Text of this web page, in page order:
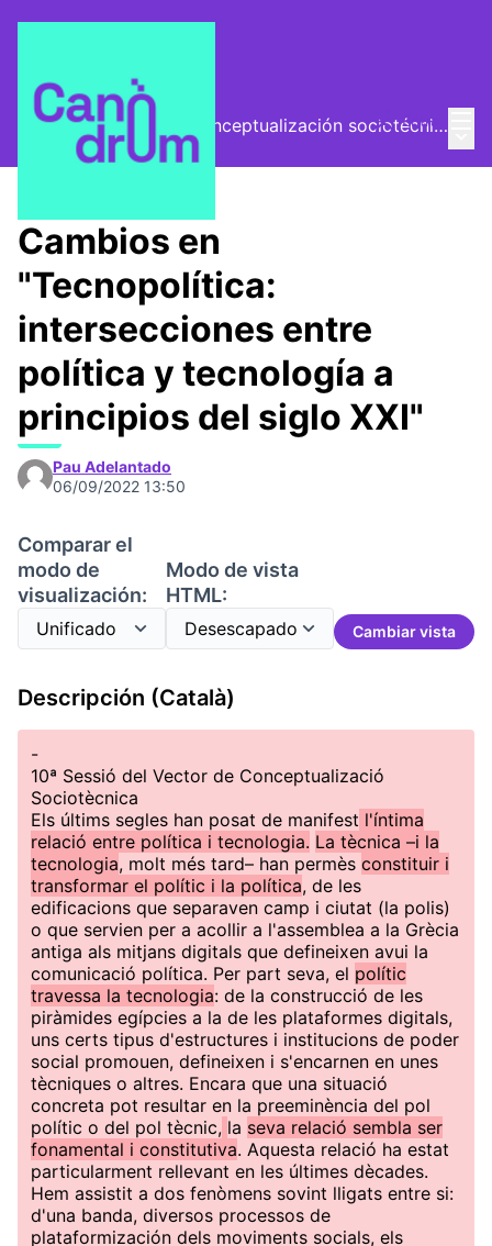
EntraEl Vector (vector de conceptualización sociotécnica)
Encuentros
Cambios en
"Tecnopolítica:
intersecciones entre
política y tecnología a
principios del siglo XXI"
Pau Adelantado
06/09/2022 13:50
Comparar el
modo de
visualización:
Modo de vista
HTML:
Cambiar vista
Descripción (Català)
-
10ª Sessió del Vector de Conceptualizació
Sociotècnica
Els últims segles han posat de manifest l'íntima
relació entre política i tecnologia. La tècnica –i la
tecnologia, molt més tard– han permès constituir i
transformar el polític i la política, de les
edificacions que separaven camp i ciutat (la polis)
o que servien per a acollir a l'assemblea a la Grècia
antiga als mitjans digitals que defineixen avui la
comunicació política. Per part seva, el polític
travessa la tecnologia: de la construcció de les
piràmides egípcies a la de les plataformes digitals,
uns certs tipus d'estructures i institucions de poder
social promouen, defineixen i s'encarnen en unes
tècniques o altres. Encara que una situació
concreta pot resultar en la preeminència del pol
polític o del pol tècnic, la seva relació sembla ser
fonamental i constitutiva. Aquesta relació ha estat
particularment rellevant en les últimes dècades.
Hem assistit a dos fenòmens sovint lligats entre si:
d'una banda, diversos processos de
plataformización dels moviments socials, els